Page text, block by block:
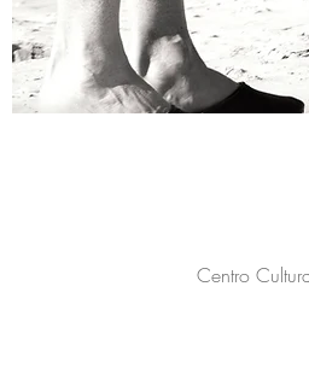
Centro